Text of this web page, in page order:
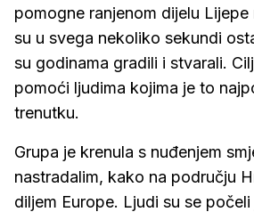
pomogne ranjenom dijelu
su u svega nekoliko sekundi
su godinama gradili i stvarali.
pomoći ljudima kojima je to
trenutku.
Grupa je krenula s nuđenjem
nastradalim, kako na području
diljem Europe. Ljudi su se